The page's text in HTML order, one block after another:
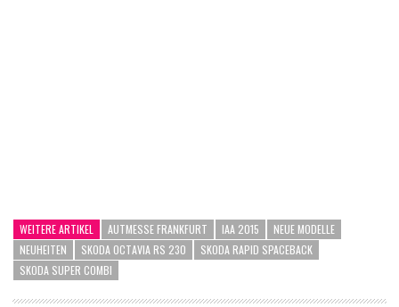
WEITERE ARTIKEL AUTMESSE FRANKFURT IAA 2015
NEUE MODELLE
NEUHEITEN
SKODA OCTAVIA RS 230
SKODA RAPID SPACEBACK
SKODA SUPER COMBI